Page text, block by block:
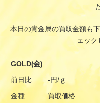
本日の貴金属の買取金額も
ェッ
GOLD(金)
前日比
-円/ｇ
金種
買取価格